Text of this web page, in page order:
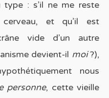
type : s’il ne me reste
cerveau, et qu’il est
vide d’un autre
devient-il moi?),
nous
personne, cette vieille